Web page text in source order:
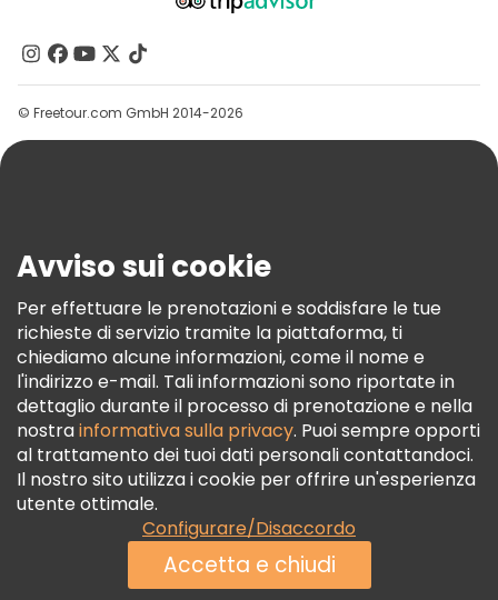
Contattaci
Gruppi
Aiuto
Termini E Condizioni
Informativa Sui Cookie
Freetour Premi
Programma Di Fidelizzazione
© Freetour.com GmbH 2014-2026
Avviso sui cookie
Per effettuare le prenotazioni e soddisfare le tue
richieste di servizio tramite la piattaforma, ti
chiediamo alcune informazioni, come il nome e
l'indirizzo e-mail. Tali informazioni sono riportate in
dettaglio durante il processo di prenotazione e nella
nostrainformativa sulla privacy. Puoi sempre opporti
al trattamento dei tuoi dati personali contattandoci.
Il nostro sito utilizza i cookie per offrire un'esperienza
utente ottimale.
Configurare/Disaccordo
Accetta e chiudi